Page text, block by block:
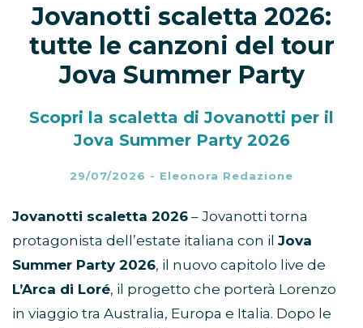
Jovanotti scaletta 2026:
tutte le canzoni del tour
Jova Summer Party
Scopri la scaletta di Jovanotti per il
Jova Summer Party 2026
29/07/2026 - Eleonora Redazione
Jovanotti scaletta 2026 – Jovanotti torna
protagonista dell’estate italiana con il Jova
Summer Party 2026, il nuovo capitolo live de
L’Arca di Loré, il progetto che porterà Lorenzo
in viaggio tra Australia, Europa e Italia. Dopo le